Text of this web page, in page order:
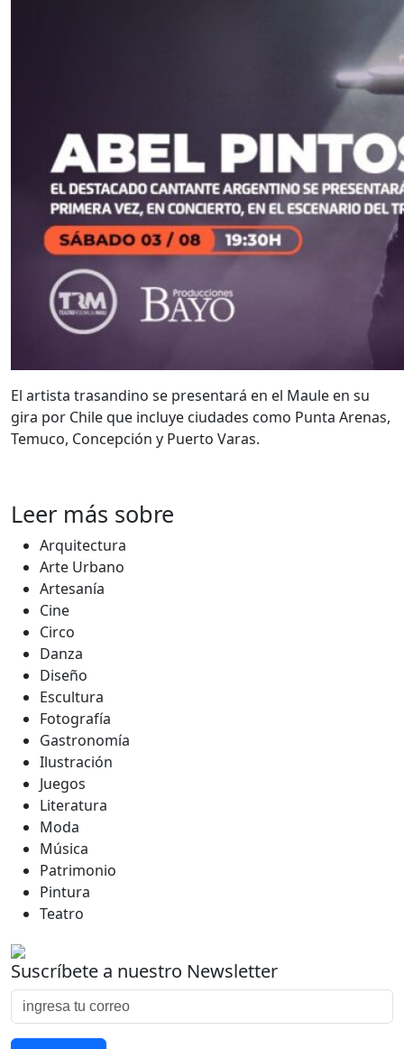
El artista trasandino se presentará en el Maule en su
gira por Chile que incluye ciudades como Punta Arenas,
Temuco, Concepción y Puerto Varas.
Leer más sobre
Arquitectura
Arte Urbano
Artesanía
Cine
Circo
Danza
Diseño
Escultura
Fotografía
Gastronomía
Ilustración
Juegos
Literatura
Moda
Música
Patrimonio
Pintura
Teatro
Suscríbete a nuestro Newsletter